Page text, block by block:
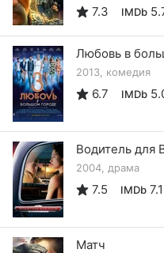
7.3 IMDb
Любовь в
2013, комедия
6.7 IMDb
Водитель для
2004, драма
7.5 IMDb 7.1
Матч